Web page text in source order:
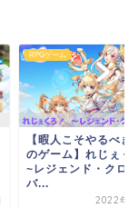
RPGゲーム
【暇人こそやるべき
のゲーム】れじぇく
~レジェンド・クロ
バ...
2022年5